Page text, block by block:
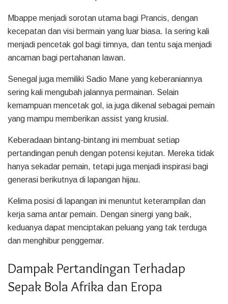
Mbappe menjadi sorotan utama bagi Prancis, dengan
kecepatan dan visi bermain yang luar biasa. Ia sering kali
menjadi pencetak gol bagi timnya, dan tentu saja menjadi
ancaman bagi pertahanan lawan.
Senegal juga memiliki Sadio Mane yang keberaniannya
sering kali mengubah jalannya permainan. Selain
kemampuan mencetak gol, ia juga dikenal sebagai pemain
yang mampu memberikan assist yang krusial.
Keberadaan bintang-bintang ini membuat setiap
pertandingan penuh dengan potensi kejutan. Mereka tidak
hanya sekadar pemain, tetapi juga menjadi inspirasi bagi
generasi berikutnya di lapangan hijau.
Kelima posisi di lapangan ini menuntut keterampilan dan
kerja sama antar pemain. Dengan sinergi yang baik,
keduanya dapat menciptakan peluang yang tak terduga
dan menghibur penggemar.
Dampak Pertandingan Terhadap
Sepak Bola Afrika dan Eropa